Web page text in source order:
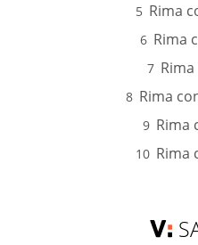
Rima
Rima
Rima
Rima
Rima